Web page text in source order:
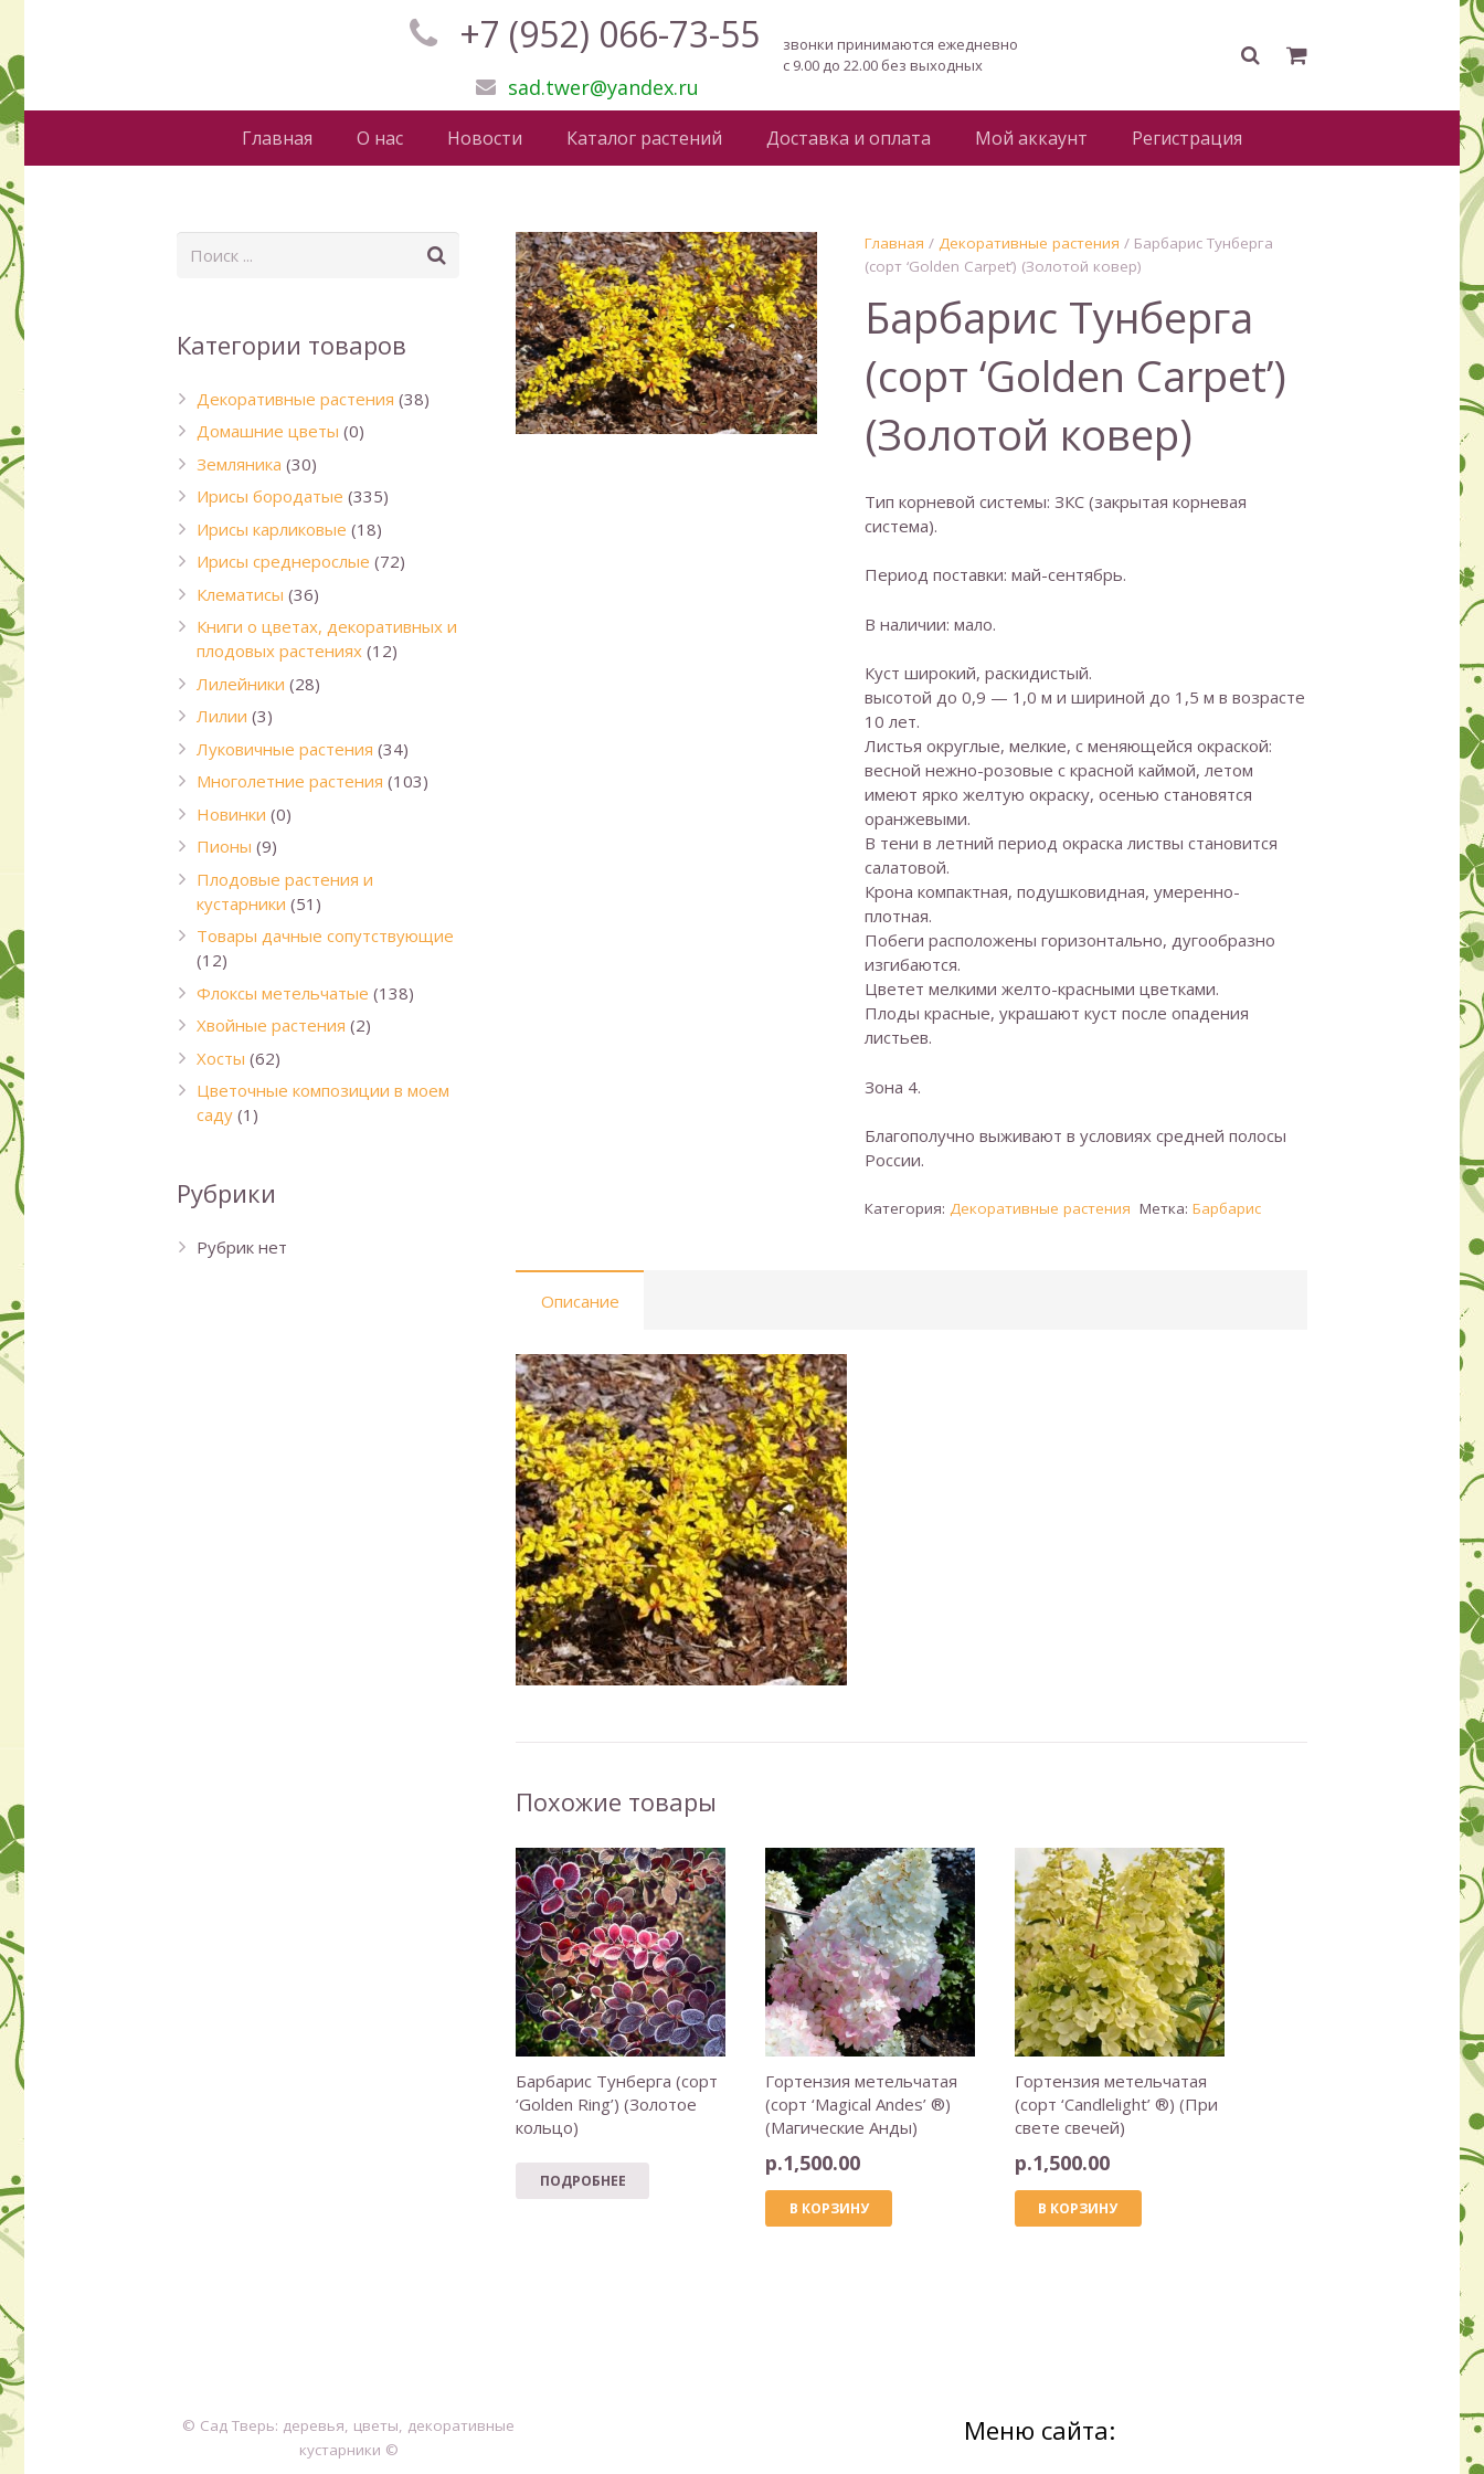
+7 (952) 066-73-55
sad.twer@yandex.ru
звонки принимаются ежедневно
с 9.00 до 22.00 без выходных
Главная О нас Новости Каталог растений Доставка и оплата Мой аккаунт Регистрация
Главная / Декоративные растения / Барбарис Тунберга
(сорт ‘Golden Carpet’) (Золотой ковер)
Барбарис Тунберга
(сорт ‘Golden Carpet’)
(Золотой ковер)
Тип корневой системы: ЗКС (закрытая корневая
система).
Период поставки: май-сентябрь.
В наличии: мало.
Куст широкий, раскидистый.
высотой до 0,9 — 1,0 м и шириной до 1,5 м в возрасте
10 лет.
Листья округлые, мелкие, с меняющейся окраской:
весной нежно-розовые с красной каймой, летом
имеют ярко желтую окраску, осенью становятся
оранжевыми.
В тени в летний период окраска листвы становится
салатовой.
Крона компактная, подушковидная, умеренно-
плотная.
Побеги расположены горизонтально, дугообразно
изгибаются.
Цветет мелкими желто-красными цветками.
Плоды красные, украшают куст после опадения
листьев.
Зона 4.
Благополучно выживают в условиях средней полосы
России.
Категория: Декоративные растения Метка:Барбарис
Описание
Похожие товары
Барбарис Тунберга (сорт
‘Golden Ring’) (Золотое
кольцо)
ПОДРОБНЕЕ
Гортензия метельчатая
(сорт ‘Magical Andes’ ®)
(Магические Анды)
р.1,500.00
В КОРЗИНУ
Гортензия метельчатая
(сорт ‘Candlelight’ ®) (При
свете свечей)
р.1,500.00
В КОРЗИНУ
Категории товаров
Декоративные растения (38)
Домашние цветы (0)
Земляника (30)
Ирисы бородатые (335)
Ирисы карликовые (18)
Ирисы среднерослые (72)
Клематисы (36)
Книги о цветах, декоративных и
плодовых растениях (12)
Лилейники (28)
Лилии (3)
Луковичные растения (34)
Многолетние растения (103)
Новинки (0)
Пионы (9)
Плодовые растения и
кустарники (51)
Товары дачные сопутствующие
(12)
Флоксы метельчатые (138)
Хвойные растения (2)
Хосты (62)
Цветочные композиции в моем
саду (1)
Рубрики
Рубрик нет
© Сад Тверь: деревья, цветы, декоративные
кустарники ©
Меню сайта: